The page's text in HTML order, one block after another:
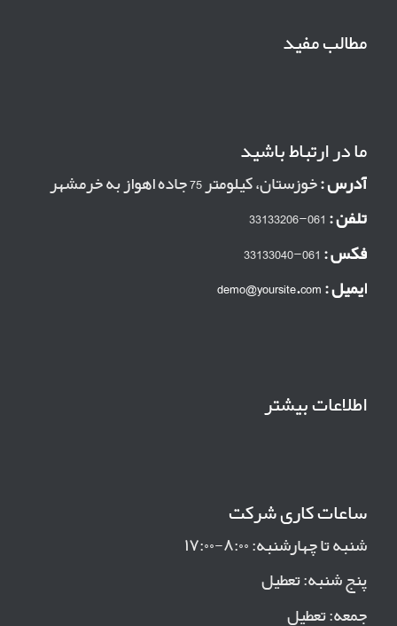
مطالب مفید
ما در ارتباط باشید
آدرس :خوزستان، کیلومتر 75 جاده اهواز به خرمشهر
تلفن :
فکس :
ایمیل :demo@yoursite.com
اطلاعات بیشتر
ساعات کاری شرکت
شنبه تا چهارشنبه: ۸:۰۰-۱۷:۰۰
پنج شنبه: تعطیل
جمعه: تعطیل